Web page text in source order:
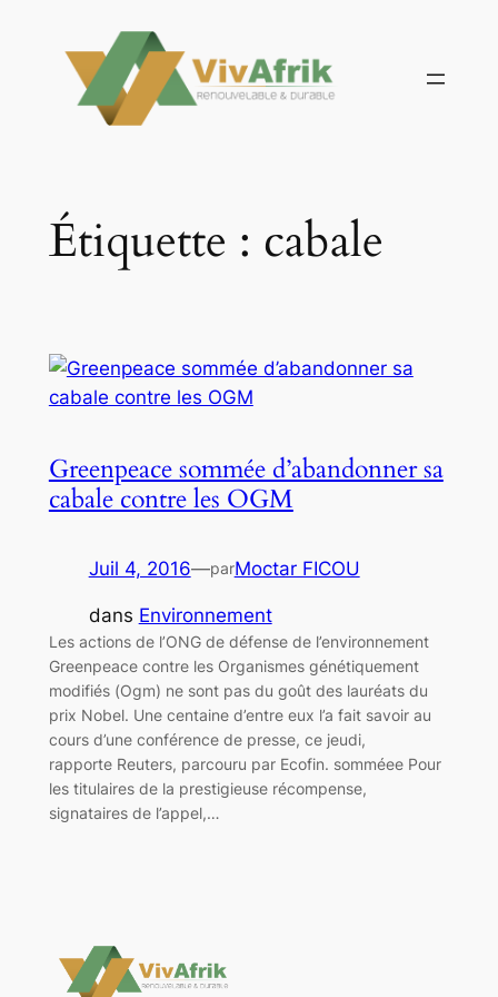
contenu
Étiquette : cabale
Greenpeace sommée d’abandonner sa
cabale contre les OGM
Juil 4, 2016—parMoctar FICOU
dans Environnement
Les actions de l’ONG de défense de l’environnement
Greenpeace contre les Organismes génétiquement
modifiés (Ogm) ne sont pas du goût des lauréats du
prix Nobel. Une centaine d’entre eux l’a fait savoir au
cours d’une conférence de presse, ce jeudi,
rapporte Reuters, parcouru par Ecofin. somméee Pour
les titulaires de la prestigieuse récompense,
signataires de l’appel,…